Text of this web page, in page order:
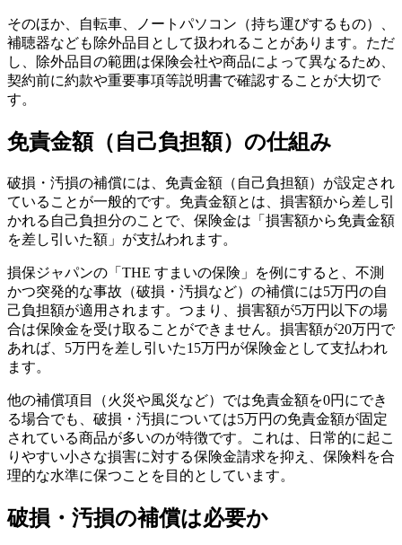
そのほか、自転車、ノートパソコン（持ち運びするもの）、
補聴器なども除外品目として扱われることがあります。ただ
し、除外品目の範囲は保険会社や商品によって異なるため、
契約前に約款や重要事項等説明書で確認することが大切で
す。
免責金額（自己負担額）の仕組み
破損・汚損の補償には、免責金額（自己負担額）が設定され
ていることが一般的です。免責金額とは、損害額から差し引
かれる自己負担分のことで、保険金は「損害額から免責金額
を差し引いた額」が支払われます。
損保ジャパンの「THE すまいの保険」を例にすると、不測
かつ突発的な事故（破損・汚損など）の補償には5万円の自
己負担額が適用されます。つまり、損害額が5万円以下の場
合は保険金を受け取ることができません。損害額が20万円で
あれば、5万円を差し引いた15万円が保険金として支払われ
ます。
他の補償項目（火災や風災など）では免責金額を0円にでき
る場合でも、破損・汚損については5万円の免責金額が固定
されている商品が多いのが特徴です。これは、日常的に起こ
りやすい小さな損害に対する保険金請求を抑え、保険料を合
理的な水準に保つことを目的としています。
破損・汚損の補償は必要か